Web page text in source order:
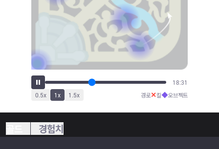
20:27
0.5x 1x 1.5x 경로✕킬◆오브젝트
경험치